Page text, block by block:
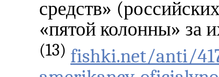
средств»
«пятой колонны» за
(13) fishki.net/anti/